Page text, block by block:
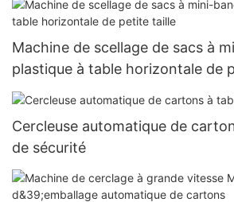
1500 mm
Machine de scellage de sacs à
plastique à table horizontale de
Cercleuse automatique de
de sécurité